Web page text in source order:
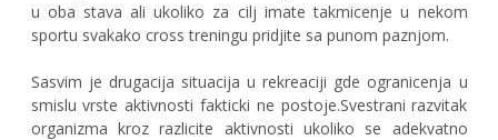
u oba stava ali ukoliko za cilj imate takmicenje u nekom
sportu svakako cross treningu pridjite sa punom paznjom.
Sasvim je drugacija situacija u rekreaciji gde ogranicenja u
smislu vrste aktivnosti fakticki ne postoje.Svestrani razvitak
organizma kroz razlicite aktivnosti ukoliko se adekvatno